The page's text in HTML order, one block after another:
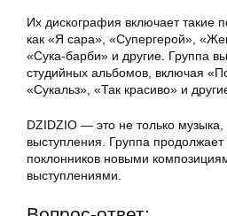
Их дискография включает такие
как «Я сара», «Супергерой»,
«Сука-барби» и другие. Группа
студийных альбомов, включая
«Сукальз», «Так красиво» и
DZIDZIO — это не только
выступления. Группа продолжает
поклонников новыми
выступлениями.